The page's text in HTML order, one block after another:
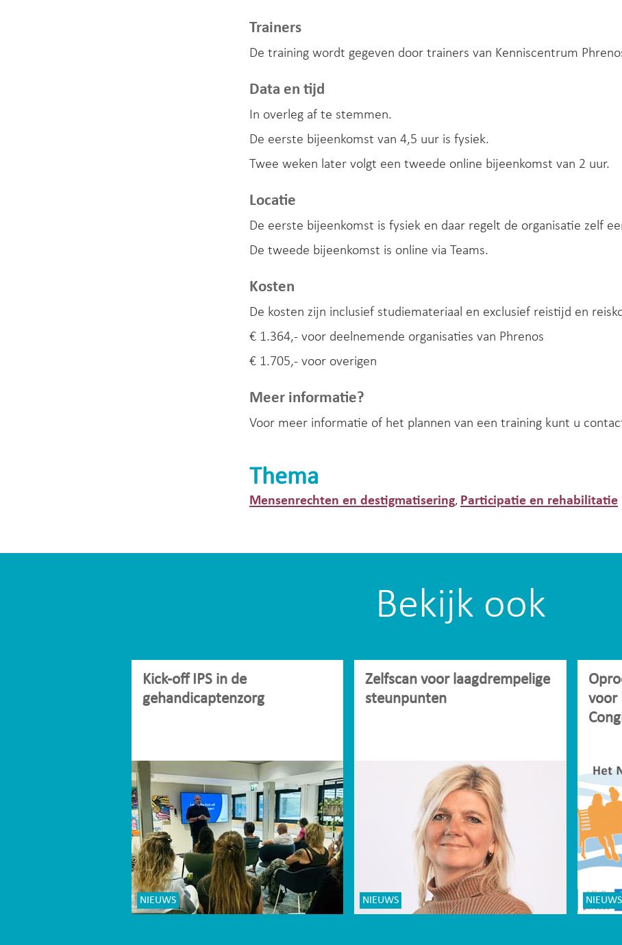
Trainers
De training wordt gegeven door trainers van Kenniscentrum
Data en tijd
In overleg af te stemmen.
De eerste bijeenkomst van 4,5 uur is fysiek.
Twee weken later volgt een tweede online bijeenkomst van 2 uur.
Locatie
De eerste bijeenkomst is fysiek en daar regelt de organisatie zelf
De tweede bijeenkomst is online via Teams.
Kosten
De kosten zijn inclusief studiemateriaal en exclusief reistijd en
€ 1.364,- voor deelnemende organisaties van Phrenos
€ 1.705,- voor overigen
Meer informatie?
Voor meer informatie of het plannen van een training kunt u
Thema
Mensenrechten en destigmatisering, Participatie en rehabilitatie
Bekijk ook
Kick-off IPS in de
gehandicaptenzorg
NIEUWS
Zelfscan voor laagdrempelige
steunpunten
NIEUWS
voor
NIEUWS